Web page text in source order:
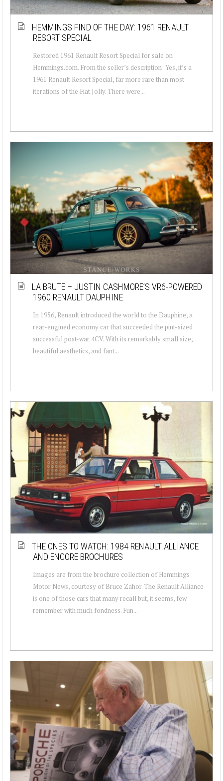
HEMMINGS FIND OF THE DAY: 1961 RENAULT
RESORT SPECIAL
Restored 1961 Renault Resort Special for sale on
Hemmings.com. From the seller’s description: Yes, it’s a
1961 Renault Resort Special, far more rare than most
iterations of the Fiat Jolly. There were...
LA BRUTE – JUSTIN CASHMORE’S VR6-POWERED
1960 RENAULT DAUPHINE
In 1956, Renault introduced the world to the Dauphine, a
rear-engined economy car that succeeded the pint-sized
successful post-war 4CV. With its remarkably small size,
beautiful aesthetics, and fant...
THE ONES TO WATCH: 1984 RENAULT ALLIANCE
AND ENCORE BROCHURES
Images are from the brochure collection of Hemmings
Motor News, courtesy of Bruce Zahor. The Renault Alliance
is one of those cars that many recall but, it seems, few
remember with much fondness. Fun...